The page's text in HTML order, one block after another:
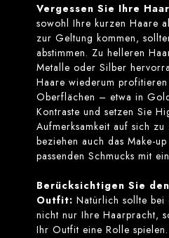
Vergessen Sie Ihre
sowohl Ihre kurzen Haare
zur Geltung kommen,
abstimmen. Zu helleren
Metalle oder Silber
Haare wiederum
Oberflächen – etwa in
Kontraste und setzen Sie
Aufmerksamkeit auf sich
beziehen auch das Make-
passenden Schmucks mit
Berücksichtigen Sie
Outfit: Natürlich sollte bei
nicht nur Ihre Haarpracht,
Ihr Outfit eine Rolle spielen.